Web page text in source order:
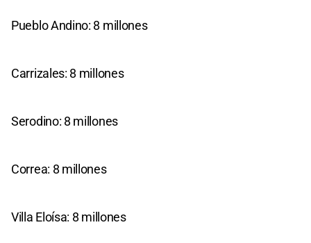
Pueblo Andino: 8 millones
Carrizales: 8 millones
Serodino: 8 millones
Correa: 8 millones
Villa Eloísa: 8 millones